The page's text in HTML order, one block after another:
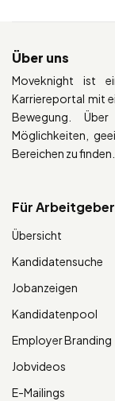
Über uns
Moveknight ist
Karriereportal mit
Bewegung.
Möglichkeiten,
Bereichen zu finden.
Für Arbeitgeber
Übersicht
Kandidatensuche
Jobanzeigen
Kandidatenpool
Employer Branding
Jobvideos
E-Mailings